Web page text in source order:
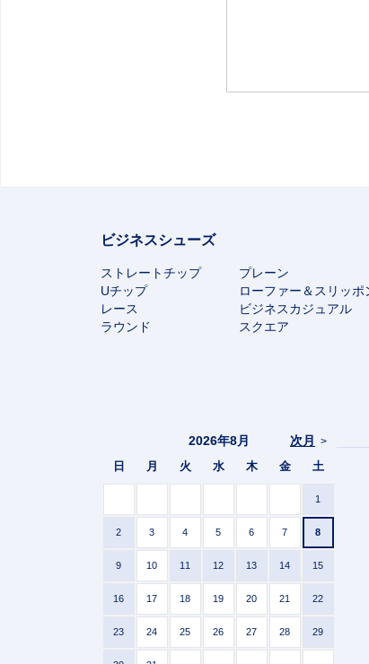
ビジネスシューズ
ストレートチップ
プレーン
Uチップ
ローファー＆スリッポ
レース
ビジネスカジュアル
ラウンド
スクエア
次月 >
2026年8月
日 月 火 水 木 金 土
1
2 3 4 5 6 7 8
9 10 11 12 13 14 15
16 17 18 19 20 21 22
23 24 25 26 27 28 29